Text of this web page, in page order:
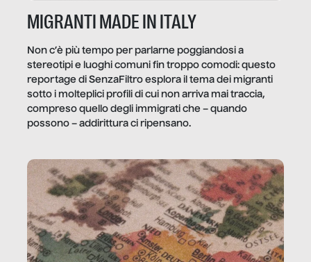
MIGRANTI MADE IN ITALY
Non c’è più tempo per parlarne poggiandosi a
stereotipi e luoghi comuni fin troppo comodi: questo
reportage di SenzaFiltro esplora il tema dei migranti
sotto i molteplici profili di cui non arriva mai traccia,
compreso quello degli immigrati che – quando
possono – addirittura ci ripensano.